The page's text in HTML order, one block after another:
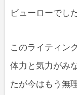
ビューローでした
このライティン
体力と気力がみ
たが今はもう無